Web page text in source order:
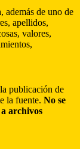
además de uno de
apellidos,
valores,
publicación de
la fuente. No se
archivos